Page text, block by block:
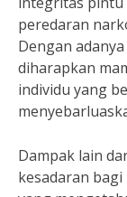
peredaran
Dengan
diharapkan
individu yang
Dampak lain
kesadaran